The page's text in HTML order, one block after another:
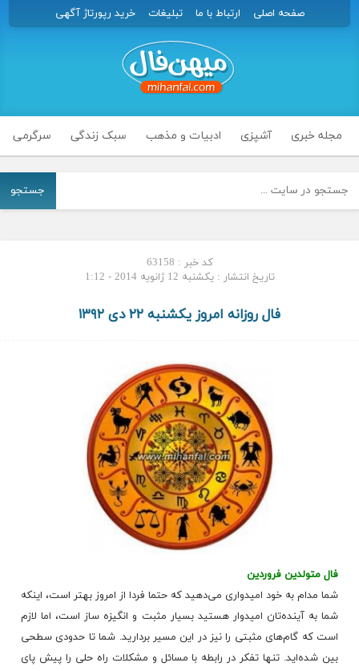
صفحه اصلی ارتباط با ما تبلیغات خرید رپورتاژ آگهی
مجله خبری آشپزی ادبیات و مذهب سبک زندگی سرگرمی
جستجو
کد خبر : 63158
تاریخ انتشار : یکشنبه 12 ژانویه 2014 - 1:12
فال روزانه امروز یکشنبه ۲۲ دی ۱۳۹۲
فال متولدین فروردین
شما مدام به خود امیدواری می‌دهید که حتما فردا از امروز بهتر است، اینکه
شما به ﺁینده‌تان امیدوار هستید بسیار مثبت و انگیزه ساز است، اما لازم
است که گام‌های مثبتی را نیز در این مسیر بردارید. شما تا حدودی سطحی
بین شده‌اید. تنها تفکر در رابطه با مسائل و مشکلات راه حلی را پیش پای